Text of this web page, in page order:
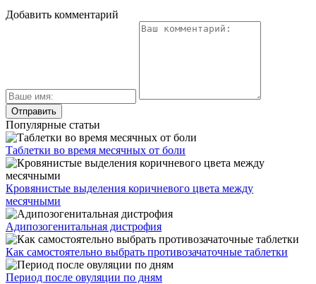
Добавить комментарий
Популярные статьи
Таблетки во время месячных от боли
Кровянистые выделения коричневого цвета между
месячными
Адипозогенитальная дистрофия
Как самостоятельно выбрать противозачаточные таблетки
Период после овуляции по дням